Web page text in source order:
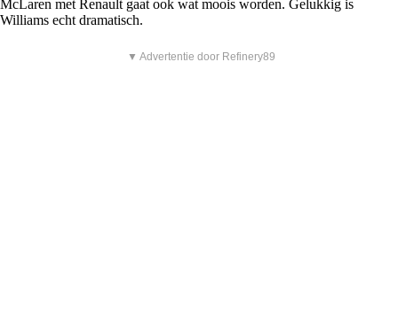
McLaren met Renault gaat ook wat moois worden. Gelukkig is
Williams echt dramatisch.
▼ Advertentie door Refinery89